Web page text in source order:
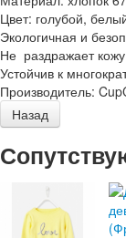
Цвет: голубой,
Экологичная и
Не раздражает кожу
Устойчив к
Производитель: